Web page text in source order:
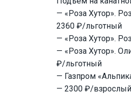
— «Роза Хутор».
2360 ₽/льготный
— «Роза Хутор».
— «Роза Хутор».
₽/льготный
— Газпром
— 2300 ₽/